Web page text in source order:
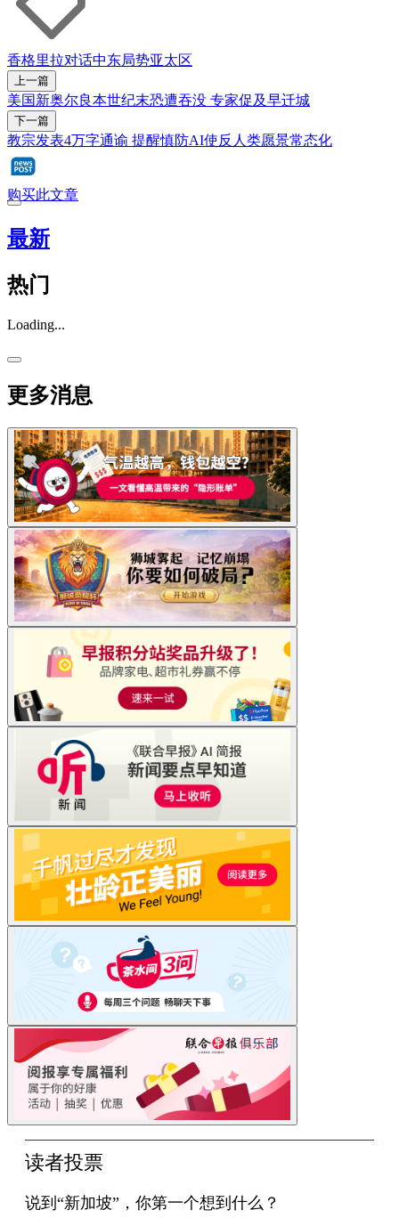
香格里拉对话中东局势亚太区
上一篇
美国新奥尔良本世纪末恐遭吞没 专家促及早迁城
下一篇
教宗发表4万字通谕 提醒慎防AI使反人类愿景常态化
购买此文章
最新
热门
Loading...
更多消息